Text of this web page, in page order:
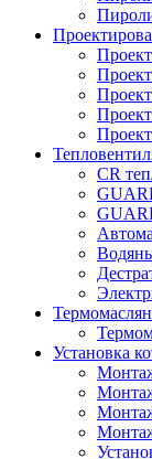
CR
Установка